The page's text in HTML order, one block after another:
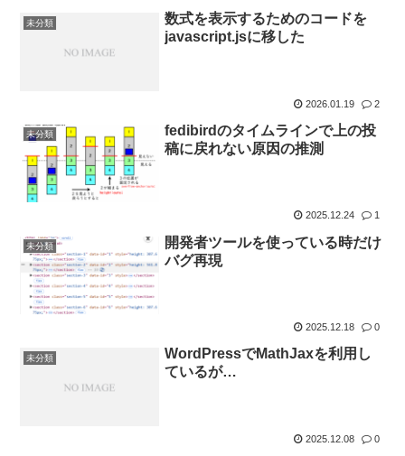
未分類
数式を表示するためのコードを
javascript.jsに移した
2026.01.19 2
未分類
fedibirdのタイムラインで上の投
稿に戻れない原因の推測
2025.12.24 1
未分類
開発者ツールを使っている時だけ
バグ再現
2025.12.18 0
未分類
WordPressでMathJaxを利用し
ているが…
2025.12.08 0